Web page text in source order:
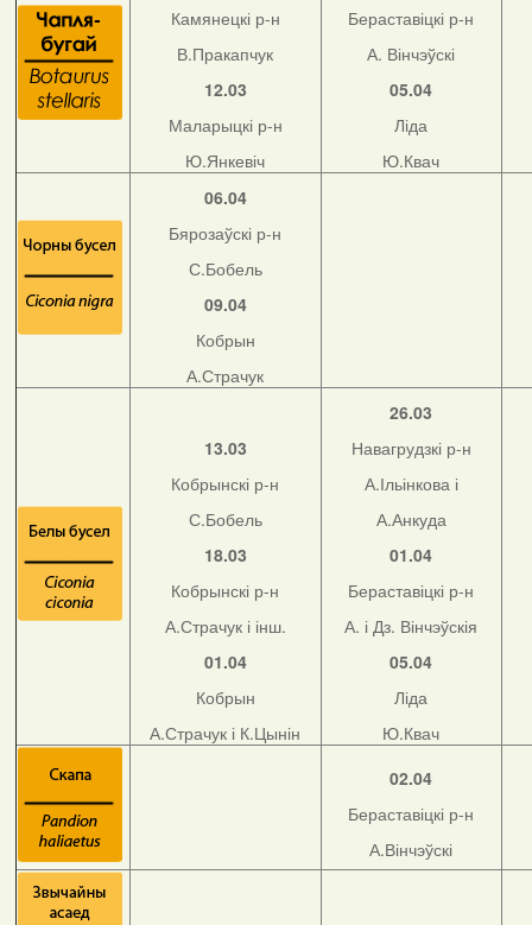
Камянецкі р-н
В.Пракапчук
12.03
Маларыцкі р-н
Ю.Янкевіч
Бераставіцкі р-н
А. Вінчэўскі
05.04
Ліда
Ю.Квач
06.04
Бярозаўскі р-н
С.Бобель
09.04
Кобрын
А.Страчук
13.03
Кобрынскі р-н
С.Бобель
18.03
Кобрынскі р-н
А.Страчук і інш.
01.04
Кобрын
А.Страчук і К.Цынін
26.03
Навагрудзкі р-н
А.Ільінкова і
А.Анкуда
01.04
Бераставіцкі р-н
А. і Дз. Вінчэўскія
05.04
Ліда
Ю.Квач
02.04
Бераставіцкі р-н
А.Вінчэўскі